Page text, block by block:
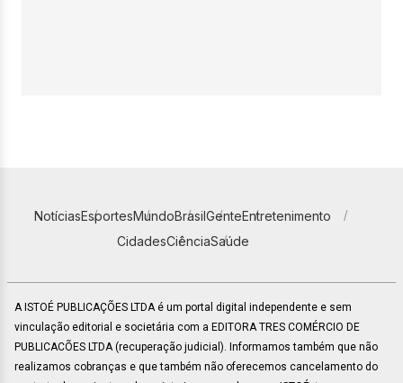
NotíciasEsportesMundoBrasilGenteEntretenimento
CidadesCiênciaSaúde
A ISTOÉ PUBLICAÇÕES LTDA é um portal digital independente e sem
vinculação editorial e societária com a EDITORA TRES COMÉRCIO DE
PUBLICACÕES LTDA (recuperação judicial). Informamos também que não
realizamos cobranças e que também não oferecemos cancelamento do